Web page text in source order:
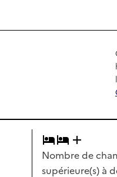
Nombre de
supérieure(s) à